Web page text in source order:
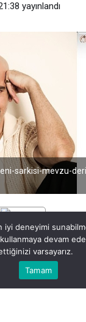
yayınlandı
sarkisi-mevzu-
PAYLAŞ
makinesi Soner
yaşamanızıEczaneler
iyi deneyimi
devam
varsayarız.
Tamam